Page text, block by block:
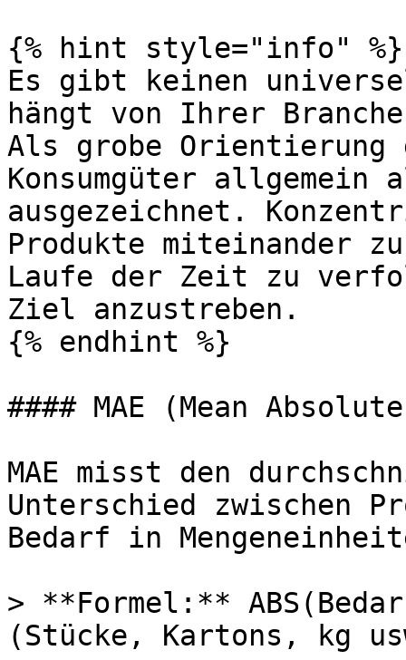
{% hint style="info" %}
Es gibt keinen
hängt von Ihrer
Als grobe
Konsumgüter
ausgezeichnet.
Produkte miteinander
Laufe der Zeit zu
Ziel anzustreben.
{% endhint %}
#### MAE (Mean
MAE misst den
Unterschied zwischen
Bedarf in
> **Formel:**
(Stücke, Kartons, kg